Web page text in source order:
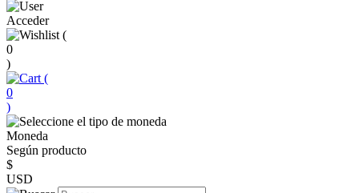
Acceder
(
0
)
(
0
)
Moneda
Según producto
$
USD